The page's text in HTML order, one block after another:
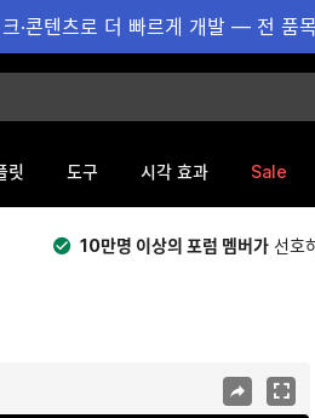
·콘텐츠로 더 빠르게 개발 — 전 품
릿 도구 시각 효과 Sale
10만명 이상의 포럼 멤버가 선호